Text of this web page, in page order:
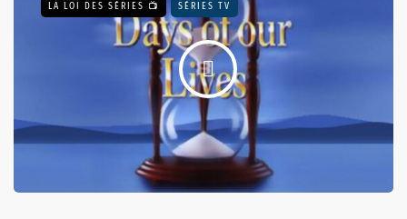
LA LOI DES SÉRIES 📺 SÉRIES TV